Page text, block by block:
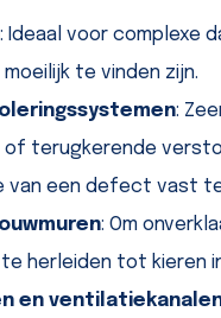
: Ideaal voor complexe
te vinden zijn.
:
terugkerende
van een defect vast
: Om
herleiden tot kieren
en